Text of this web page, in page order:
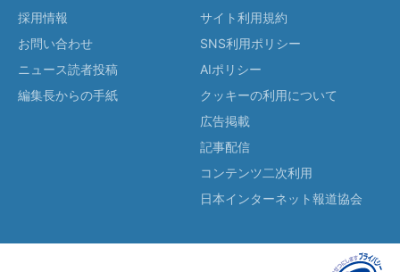
採用情報
お問い合わせ
ニュース読者投稿
編集長からの手紙
サイト利用規約
SNS利用ポリシー
AIポリシー
クッキーの利用について
広告掲載
記事配信
コンテンツ二次利用
日本インターネット報道協会